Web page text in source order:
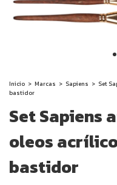
Inicio > Marcas > Sapiens > Set
bastidor
Set Sapiens
oleos
bastidor